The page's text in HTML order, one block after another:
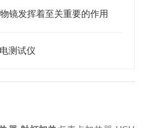
镜发挥着至关重要的作用
测试仪